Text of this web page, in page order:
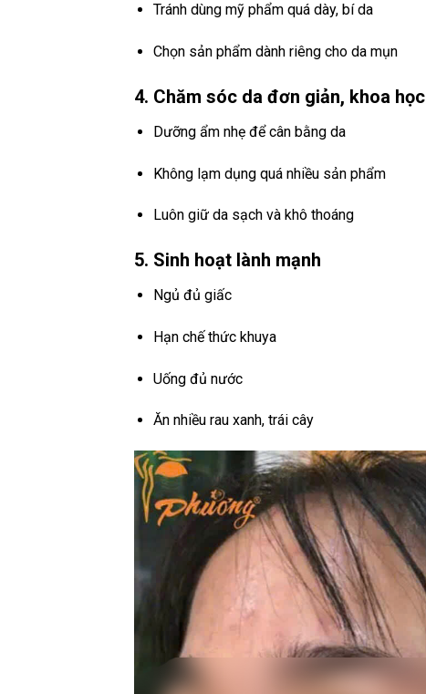
Tránh dùng mỹ phẩm quá dày, bí da
Chọn sản phẩm dành riêng cho da mụn
4. Chăm sóc da đơn giản, khoa học
Dưỡng ẩm nhẹ để cân bằng da
Không lạm dụng quá nhiều sản phẩm
Luôn giữ da sạch và khô thoáng
5. Sinh hoạt lành mạnh
Ngủ đủ giấc
Hạn chế thức khuya
Uống đủ nước
Ăn nhiều rau xanh, trái cây